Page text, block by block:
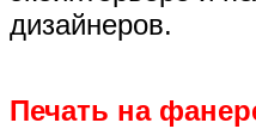
дизайнеров.
Печать на